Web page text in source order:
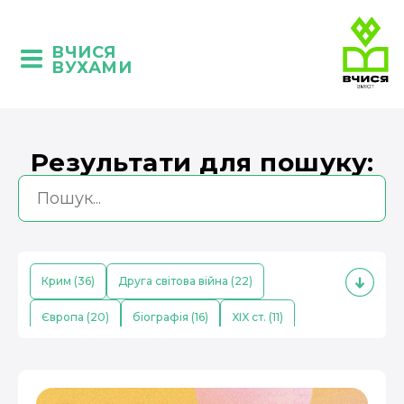
ВЧИСЯ
ВУХАМИ
Результати для пошуку:
Крим (36) Друга світова війна (22)
Європа (20) біографія (16) XIX ст. (11)
економіка (8) Китай (8) поезія (7)